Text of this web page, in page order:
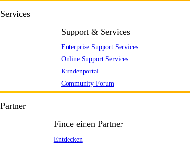
Services
Support & Services
Enterprise Support Services
Online Support Services
Kundenportal
Community Forum
Partner
Finde einen Partner
Entdecken